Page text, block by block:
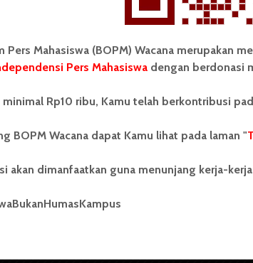
Wacana merupakan pers mahasiswa
secara mandiri oleh mahasiswa
Universitas Sumatera Utara (USU).
salah satu Unit Kegiatan Mahasiswa
dengan nama Pers Mahasiswa SUARA
USU yang berdiri pada 1 Juli 1995.
Pers Mahasiswa (BOPM) Wacana merupakan
Pers Mahasiswadengan berdonasi
Rp10 ribu, Kamu telah berkontribusi
BOPM Wacana dapat Kamu lihat pada laman "
akan dimanfaatkan guna menunjang kerja-